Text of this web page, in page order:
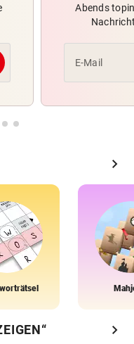
Abends
E-Mail
chevron_right
chevron_right